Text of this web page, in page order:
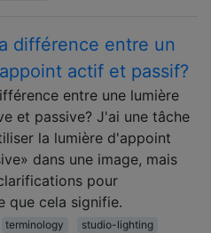
différence entre un
actif et passif?
entre une lumière
et passive? J'ai une tâche
la lumière d'appoint
dans une image, mais
pour
que cela signifie.
terminology
studio-lighting